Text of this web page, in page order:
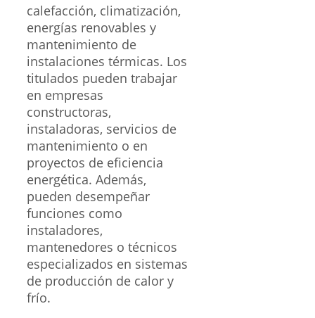
calefacción, climatización,
energías renovables y
mantenimiento de
instalaciones térmicas. Los
titulados pueden trabajar
en empresas
constructoras,
instaladoras, servicios de
mantenimiento o en
proyectos de eficiencia
energética. Además,
pueden desempeñar
funciones como
instaladores,
mantenedores o técnicos
especializados en sistemas
de producción de calor y
frío.